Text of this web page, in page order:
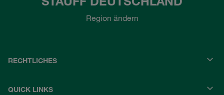
Region ändern
RECHTLICHES
QUICK LINKS